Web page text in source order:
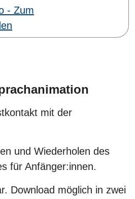
- Zum
mit der
und Wiederholen des
für Anfänger:innen.
Download möglich in zwei